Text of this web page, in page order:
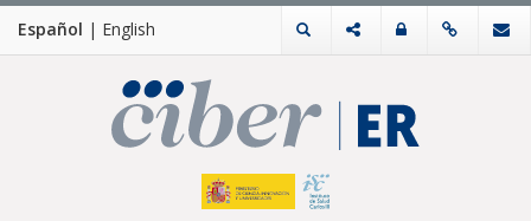
Español | English